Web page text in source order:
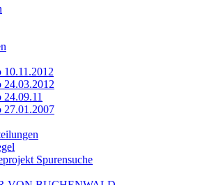
10.11.2012
24.03.2012
27.01.2007
Spurensuche